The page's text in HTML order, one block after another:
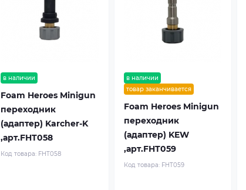
в наличии
Foam Heroes Minigun
переходник
(адаптер) Karcher-K
,арт.FHT058
Код товара: FHT058
в наличии
товар заканчивается
Foam Heroes Minigun
переходник
(адаптер) KEW
,арт.FHT059
Код товара: FHT059